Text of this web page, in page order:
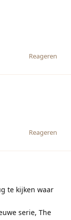
Reageren
Reageren
te kijken waar
serie, The